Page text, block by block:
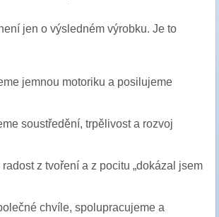
jen o výsledném výrobku. Je to
jemnou motoriku a posilujeme
soustředění, trpělivost a rozvoj
z tvoření a z pocitu „dokázal jsem
chvíle, spolupracujeme a